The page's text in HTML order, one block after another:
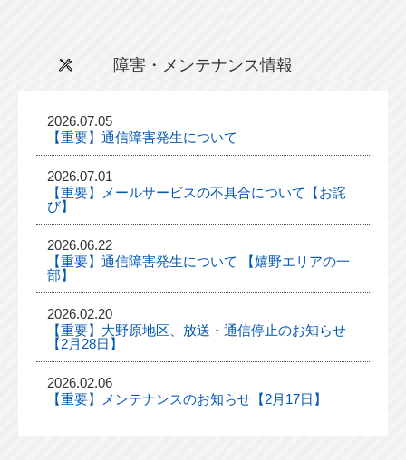
障害・メンテナンス情報
2026.07.05
【重要】通信障害発生について
2026.07.01
【重要】メールサービスの不具合について【お詫
び】
2026.06.22
【重要】通信障害発生について 【嬉野エリアの一
部】
2026.02.20
【重要】大野原地区、放送・通信停止のお知らせ
【2月28日】
2026.02.06
【重要】メンテナンスのお知らせ【2月17日】